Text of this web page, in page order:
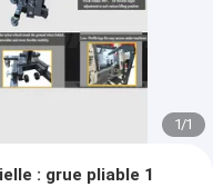
1/1
: grue pliable 1